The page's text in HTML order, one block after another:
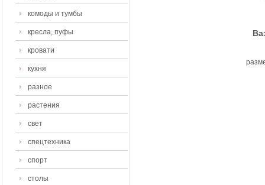
комоды и тумбы
кресла, пуфы
кровати
кухня
разное
растения
свет
спецтехника
спорт
столы